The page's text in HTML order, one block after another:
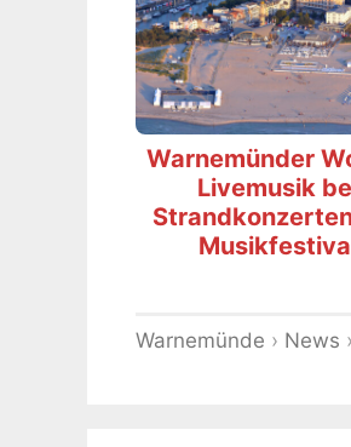
Warnemünder
Livemusik
Warnemünde › News ›